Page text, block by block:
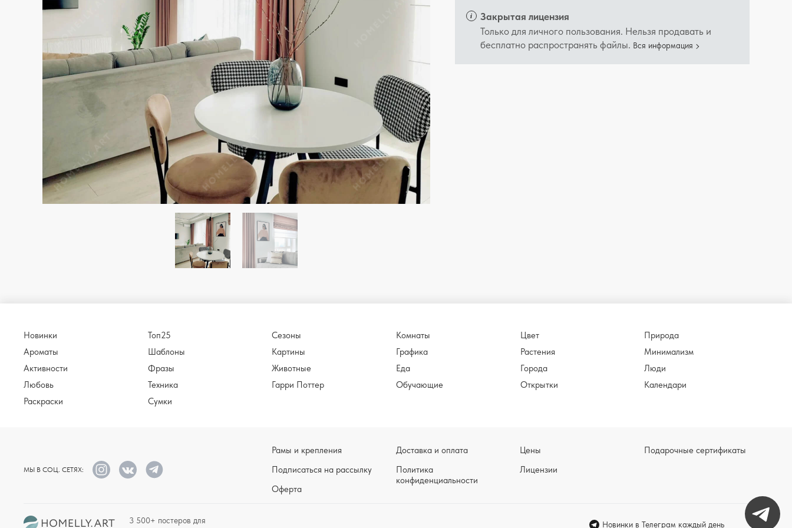
Закрытая лицензия
Только для личного пользования. Нельзя продавать и
бесплатно распространять файлы. Вся информация
Новинки Топ25 Сезоны Комнаты Цвет
Природа
Ароматы
Шаблоны Картины Графика Растения
Минимализм
Активности
Фразы Животные Еда Города
Люди
Любовь
Техника Гарри Поттер Обучающие Открытки
Календари
Раскраски
Сумки
МЫ В СОЦ. СЕТЯХ:
Рамы и крепления
Подписаться на рассылку
Оферта
Доставка и оплата
Политика
конфиденциальности
Цены
Лицензии
Подарочные сертификаты
3 500+ постеров для
Новинки в Телеграм каждый день